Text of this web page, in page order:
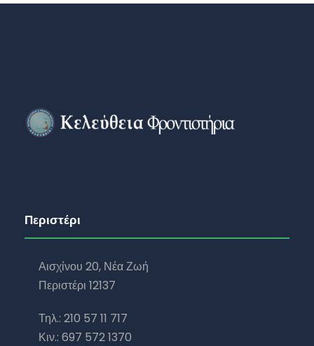
Περιστέρι
Αισχίνου 20, Νέα Ζωή
Περιστέρι 12137
Τηλ.: 210 57 11 717
Κιν.: 697 572 1370